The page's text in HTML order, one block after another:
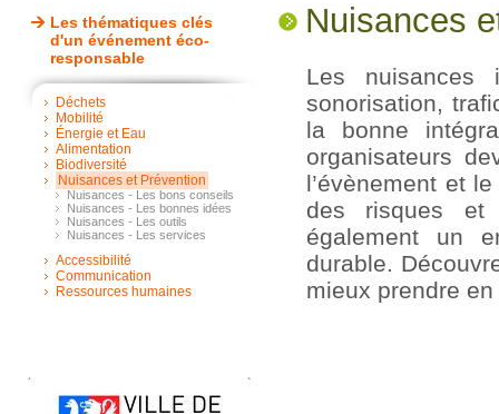
Les thématiques clés
d'un événement éco-
responsable
Déchets
Mobilité
Énergie et Eau
Alimentation
Biodiversité
Nuisances et Prévention
Nuisances - Les bons conseils
Nuisances - Les bonnes idées
Nuisances - Les outils
Nuisances - Les services
Accessibilité
Communication
Ressources humaines
Nuisances
Les nuisances
sonorisation,
la bonne
organisateurs
l’évènement et
des risques et
également un
durable.
mieux prendre